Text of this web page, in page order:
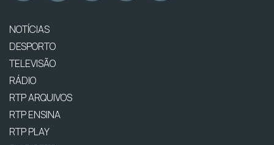
NOTÍCIAS
DESPORTO
TELEVISÃO
RÁDIO
RTP ARQUIVOS
RTP ENSINA
RTP PLAY